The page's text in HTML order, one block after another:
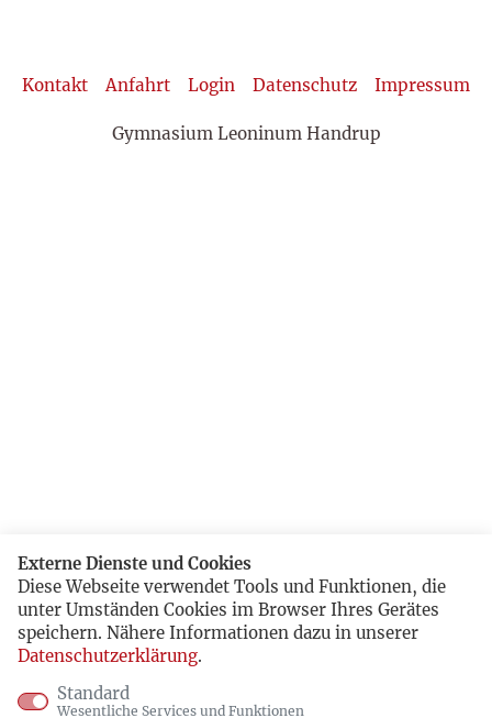
Kontakt Anfahrt Login Datenschutz Impressum
Gymnasium Leoninum Handrup
Externe Dienste und Cookies
Diese Webseite verwendet Tools und Funktionen, die
unter Umständen Cookies im Browser Ihres Gerätes
speichern. Nähere Informationen dazu in unserer
Datenschutzerklärung.
Standard
Wesentliche Services und Funktionen